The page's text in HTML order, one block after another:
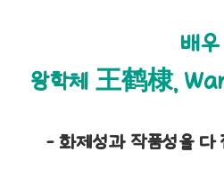
배우
왕학체 王鹤棣,
- 화제성과 작품성을 다